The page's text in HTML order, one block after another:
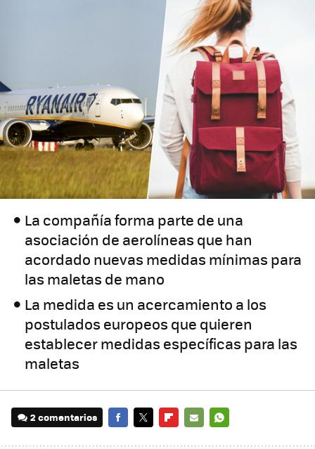
La compañía forma parte de una
asociación de aerolíneas que han
acordado nuevas medidas mínimas para
las maletas de mano
La medida es un acercamiento a los
postulados europeos que quieren
establecer medidas específicas para las
maletas
2 comentarios